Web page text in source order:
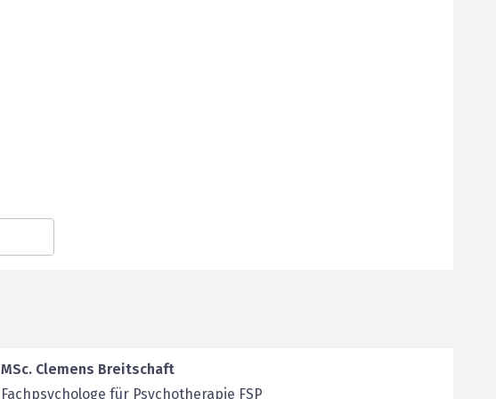
MSc. Clemens Breitschaft
Fachpsychologe für Psychotherapie FSP